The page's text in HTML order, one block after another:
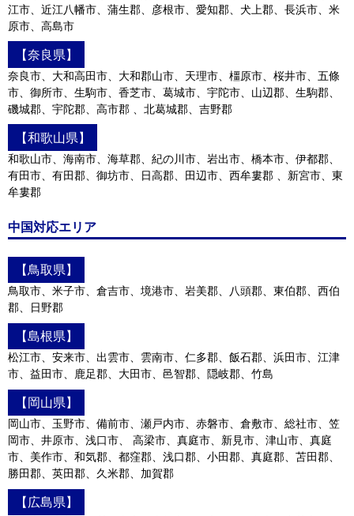
江市、近江八幡市、蒲生郡、彦根市、愛知郡、犬上郡、長浜市、米
原市、高島市
【奈良県】
奈良市、大和高田市、大和郡山市、天理市、橿原市、桜井市、五條
市、御所市、生駒市、香芝市、葛城市、宇陀市、山辺郡、生駒郡、
磯城郡、宇陀郡、高市郡 、北葛城郡、吉野郡
【和歌山県】
和歌山市、海南市、海草郡、紀の川市、岩出市、橋本市、伊都郡、
有田市、有田郡、御坊市、日高郡、田辺市、西牟婁郡 、新宮市、東
牟婁郡
中国対応エリア
【鳥取県】
鳥取市、米子市、倉吉市、境港市、岩美郡、八頭郡、東伯郡、西伯
郡、日野郡
【島根県】
松江市、安来市、出雲市、雲南市、仁多郡、飯石郡、浜田市、江津
市、益田市、鹿足郡、大田市、邑智郡、隠岐郡、竹島
【岡山県】
岡山市、玉野市、備前市、瀬戸内市、赤磐市、倉敷市、総社市、笠
岡市、井原市、浅口市、 高梁市、真庭市、新見市、津山市、真庭
市、美作市、和気郡、都窪郡、浅口郡、小田郡、真庭郡、苫田郡、
勝田郡、英田郡、久米郡、加賀郡
【広島県】